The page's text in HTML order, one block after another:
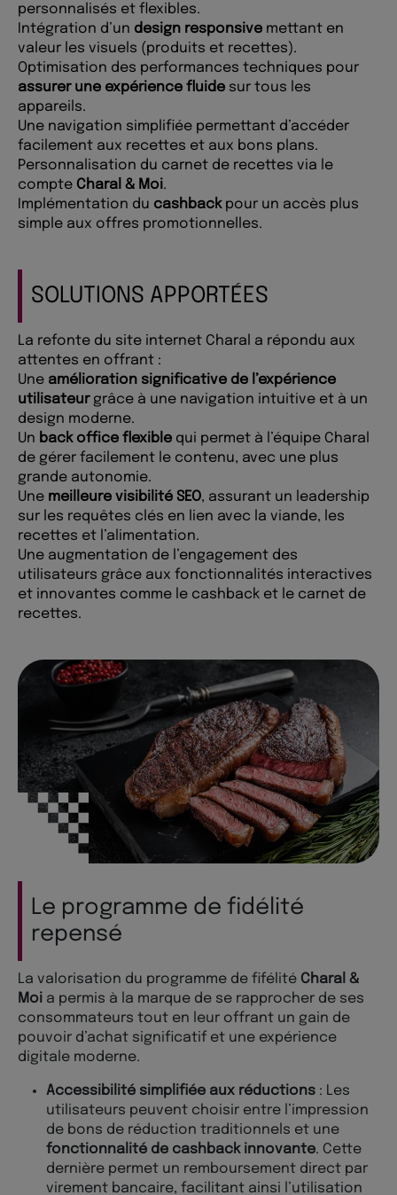
personnalisés et flexibles.
Intégration d’un design responsive mettant en
valeur les visuels (produits et recettes).
Optimisation des performances techniques pour
assurer une expérience fluide sur tous les
appareils.
Une navigation simplifiée permettant d’accéder
facilement aux recettes et aux bons plans.
Personnalisation du carnet de recettes via le
compte Charal & Moi.
Implémentation du cashbackpour un accès plus
simple aux offres promotionnelles.
SOLUTIONS APPORTÉES
La refonte du site internet Charal a répondu aux
attentes en offrant :
Une amélioration significative de l’expérience
utilisateurgrâce à une navigation intuitive et à un
design moderne.
Un back office flexible qui permet à l’équipe Charal
de gérer facilement le contenu, avec une plus
grande autonomie.
Une meilleure visibilité SEO, assurant un leadership
sur les requêtes clés en lien avec la viande, les
recettes et l’alimentation.
Une augmentation de l’engagement des
utilisateurs grâce aux fonctionnalités interactives
et innovantes comme le cashback et le carnet de
recettes.
Le programme de fidélité
repensé
La valorisation du programme de fifélité Charal &
Moi a permis à la marque de se rapprocher de ses
consommateurs tout en leur offrant un gain de
pouvoir d’achat significatif et une expérience
digitale moderne.
Accessibilité simplifiée aux réductions : Les
utilisateurs peuvent choisir entre l’impression
de bons de réduction traditionnels et une
fonctionnalité de cashback innovante. Cette
dernière permet un remboursement direct par
virement bancaire, facilitant ainsi l’utilisation